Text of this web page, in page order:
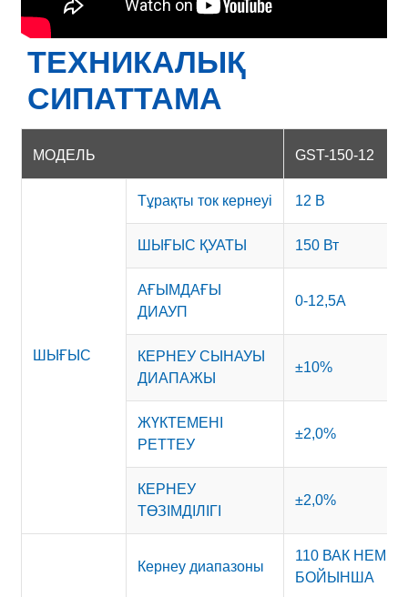
ТЕХНИКАЛЫҚ
СИПАТТАМА
МОДЕЛЬ GST-150-12
ШЫҒЫС
Тұрақты ток кернеуі 12 В
ШЫҒЫС ҚУАТЫ 150 Вт
АҒЫМДАҒЫ
ДИАУП
0-12,5A
КЕРНЕУ СЫНАУЫ
ДИАПАЖЫ
±10%
ЖҮКТЕМЕНІ
РЕТТЕУ
±2,0%
КЕРНЕУ
ТӨЗІМДІЛІГІ
±2,0%
Кернеу диапазоны
110 ВАК
БОЙЫНША